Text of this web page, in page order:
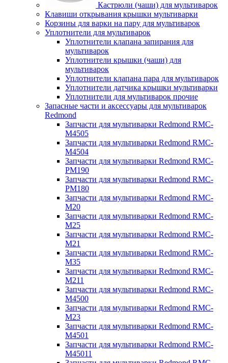
Кастрюли (чаши) для мультиварок
Клавиши открывания крышки мультиварки
Корзины для варки на пару для мультиварок
Уплотнители для мультиварок
Уплотнители клапана запирания для
мультиварок
Уплотнители крышки (чаши) для
мультиварок
Уплотнители клапана пара для мультиварок
Уплотнители датчика крышки мультиварки
Уплотнители для мультиварок прочие
Запасные части и аксессуары для мультиварок
Redmond
Запчасти для мультиварки Redmond RMC-
M4505
Запчасти для мультиварки Redmond RMC-
M4504
Запчасти для мультиварки Redmond RMC-
PM190
Запчасти для мультиварки Redmond RMC-
PM180
Запчасти для мультиварки Redmond RMC-
M20
Запчасти для мультиварки Redmond RMC-
M25
Запчасти для мультиварки Redmond RMC-
M21
Запчасти для мультиварки Redmond RMC-
M35
Запчасти для мультиварки Redmond RMC-
M211
Запчасти для мультиварки Redmond RMC-
M4500
Запчасти для мультиварки Redmond RMC-
M23
Запчасти для мультиварки Redmond RMC-
M4501
Запчасти для мультиварки Redmond RMC-
M45011